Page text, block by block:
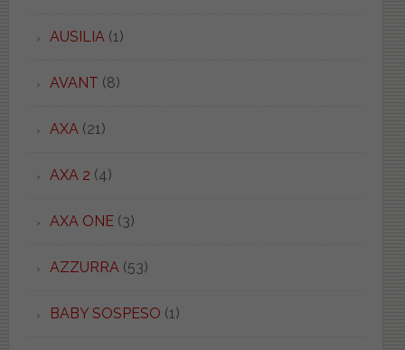
AUSILIA(1)
AVANT (8)
AXA(21)
AXA 2 (4)
AXA ONE(3)
AZZURRA(53)
BABY SOSPESO (1)